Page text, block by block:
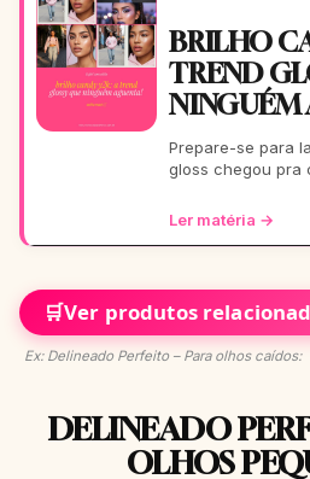
BRILHO
TREND
NINGUÉM
Prepare-se para
gloss chegou pra
essa vibe em 9
Ler matéria →
🛒Ver produtos
Ex: Delineado Perfeito – Para olhos caídos:
DELINEADO
OLHOS